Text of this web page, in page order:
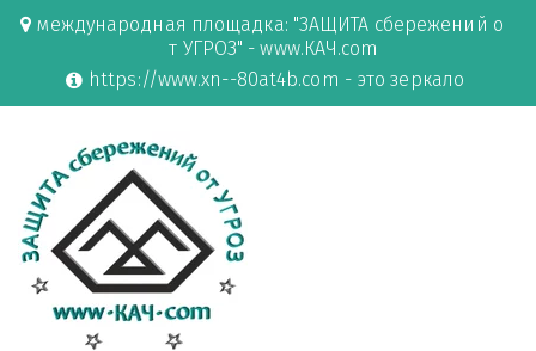
международная площадка: "ЗАЩИТА сбережений о
т УГРОЗ" - www.КАЧ.com
https://www.xn--80at4b.com - это зеркало